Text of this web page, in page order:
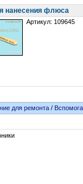
нанесения флюса
Артикул: 109645
для ремонта /